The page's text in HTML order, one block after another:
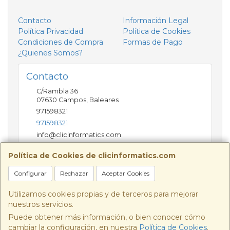
Política de Cookies de clicinformatics.com
Configurar Rechazar Aceptar Cookies
Utilizamos cookies propias y de terceros para mejorar
nuestros servicios.
Puede obtener más información, o bien conocer cómo
cambiar la configuración, en nuestra Política de Cookies.
Contacto
Información Legal
Política Privacidad
Política de Cookies
Condiciones de Compra
Formas de Pago
¿Quienes Somos?
Contacto
C/Rambla 36
07630 Campos Baleares
971598321
971598321
info@clicinformatics.com
Horario
De lunes a viernes 9:00-13:30/16:00-19:30 Sábados
10:00-13:00